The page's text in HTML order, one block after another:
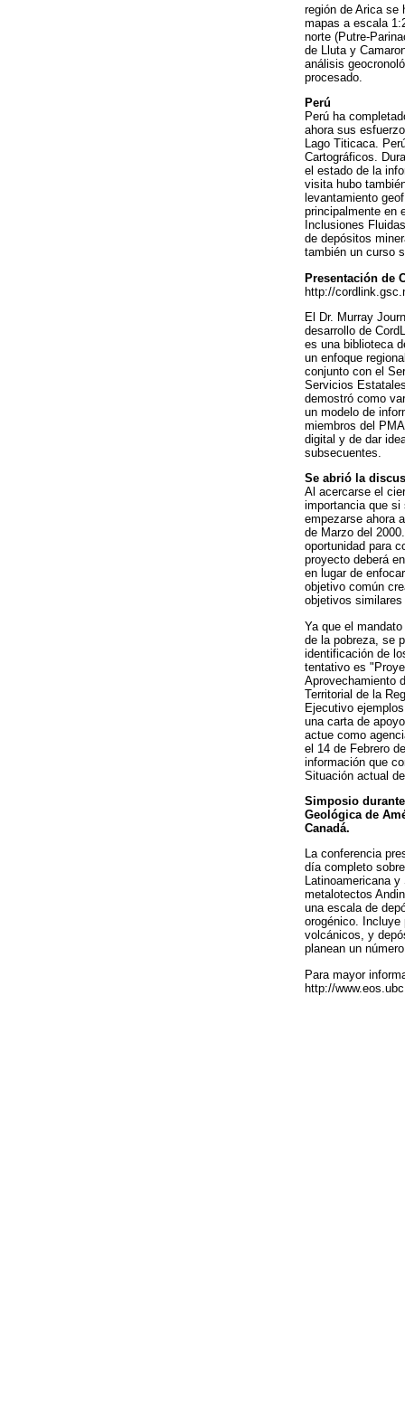
región de Arica se
mapas a escala
norte (Putre-
de Lluta y
análisis
procesado.
Perú
Perú ha
ahora sus
Lago Titicaca.
Cartográficos.
el estado de la
visita hubo
levantamiento
principalmente en
Inclusiones
de depósitos
también un curso
Presentación de
http://
El Dr. Murray
desarrollo de
es una biblioteca
un enfoque
conjunto con el
Servicios
demostró como
un modelo de
miembros del
digital y de dar
subsecuentes.
Se abrió la
Al acercarse el
importancia que si
empezarse ahora
de Marzo del
oportunidad para
proyecto deberá
en lugar de
objetivo común
objetivos
Ya que el
de la pobreza, se
identificación de
tentativo es
Aprovechamiento
Territorial de la
Ejecutivo
una carta de
actue como
el 14 de Febrero
información que
Situación actual
Simposio
Geológica de
Canadá.
La conferencia
día completo
Latinoamericana
metalotectos
una escala de
orogénico.
volcánicos, y
planean un
Para mayor
http://